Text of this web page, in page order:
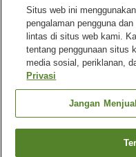
Lihat di peta
Hebat Ulasan:627
Fasilitas properti
Sauna
Situs web ini
pengalaman pengguna
lintas di situs web kami.
tentang penggunaan situs
media sosial, periklanan,
Privasi
Jangan